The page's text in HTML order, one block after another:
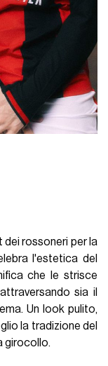
dei rossoneri per la
l'estetica del
che le strisce
sia il
Un look pulito,
la tradizione del
girocollo.